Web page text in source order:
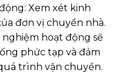
Xem xét kinh
đơn vị chuyển nhà.
hoạt động sẽ
phức tạp và đảm
trình vận chuyển.